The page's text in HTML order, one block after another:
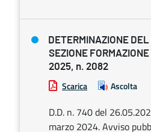
DETERMINAZIONE
SEZIONE
2025, n. 2082
Scarica Ascolta
D.D. n. 740 del
marzo 2024. Avviso